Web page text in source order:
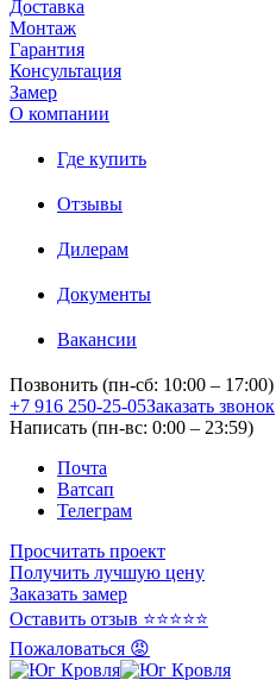
Доставка
Монтаж
Гарантия
Консультация
Замер
О компании
Где купить
Отзывы
Дилерам
Документы
Вакансии
Позвонить (пн-сб: 10:00 – 17:00)
+7 916 250-25-05Заказать звонок
Написать (пн-вс: 0:00 – 23:59)
Почта
Ватсап
Телеграм
Просчитать проект
Получить лучшую цену
Заказать замер
Оставить отзыв ⭐⭐⭐⭐⭐
Пожаловаться 😡